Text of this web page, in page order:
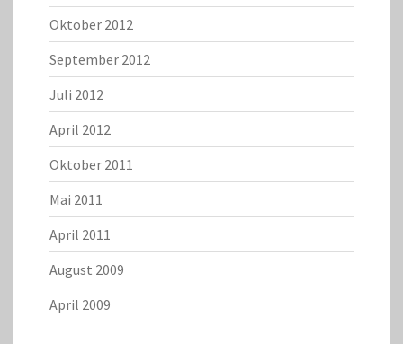
Oktober 2012
September 2012
Juli 2012
April 2012
Oktober 2011
Mai 2011
April 2011
August 2009
April 2009